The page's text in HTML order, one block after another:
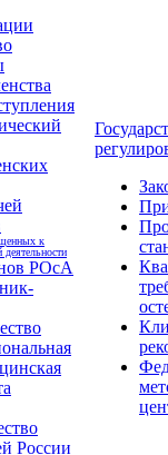
к
деятельности
РОсА
России